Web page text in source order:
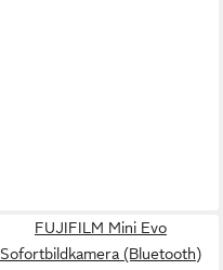
FUJIFILM Mini Evo
Sofortbildkamera (Bluetooth)